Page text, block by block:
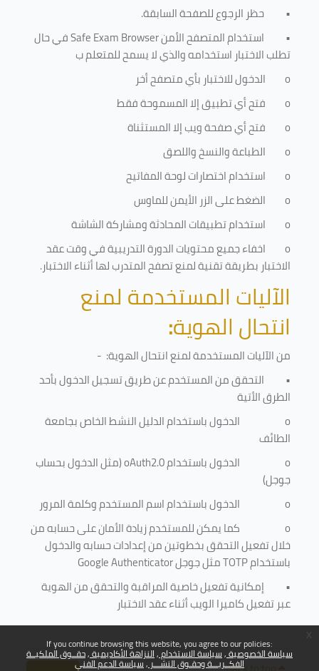
If you continue browsing this website, you agree to our policies:
سياسة الخصوصية سياسة الاستخدام النزاهة الأكاديمية حقــوق الملكيــة
الفكــريـــة وحقـوق النشـــر سياسة الدعم الفني
• حظر الرجوع للصفحة السابقة.
• استخدام المتصفح الأمنSafe Exam Browserفي حال
تطلب الاختبار استخدامه والذي لا يسمح للمتعلم ب
o
الدخول للاختبار بأي متصفح أخر
o
فتح أي تطبيق إلا المسموحة فقط
o
فتح أي صفحة ويب إلا المستثناة
o
الطباعة والنسخ واللصق
o
استخدام اختصارات لوحة المفاتيح
o
الضغط على الزر الأيمن للماوس
o
استخدام تطبيقات المحادثة ومشاركة الشاشة
o
اخفاء جميع محتويات الدورة التدريبية في وقت عقد
الاختبار بطريقة تقنية لمنع تصفح المتدرب لها أثناء الاختبار.
الآليات المستخدمة لمنع
انتحال الهوية:
من الآليات المستخدمة لمنعانتحال الهوية: -
• التحقق من المستخدم عن طريق تسجيل الدخول بأحد
الطرق الأتية
o
الدخول باستخدام الدليل النشط الخاص بجامعة
الطائف
o
الدخول باستخدامoAuth2.0(مثل الدخول بحساب
جوجل)
o
الدخول باستخدام اسم المستخدم وكلمة المرور
o
كما يمكن للمستخدم زيادة الأمان على حسابه من
خلال تفعيل التحقق بخطوتين من إعدادات حسابه والدخول
باستخدامTOTPمثل جوجلGoogle Authenticator
• إمكانية تفعيل خاصية المراقبة والتحقق من الهوية
عبر تفعيل كاميرا الويب أثناء عقد الاختبار